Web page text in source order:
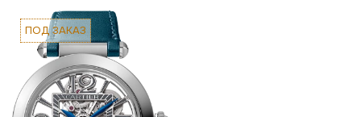
ПОД ЗАКАЗ